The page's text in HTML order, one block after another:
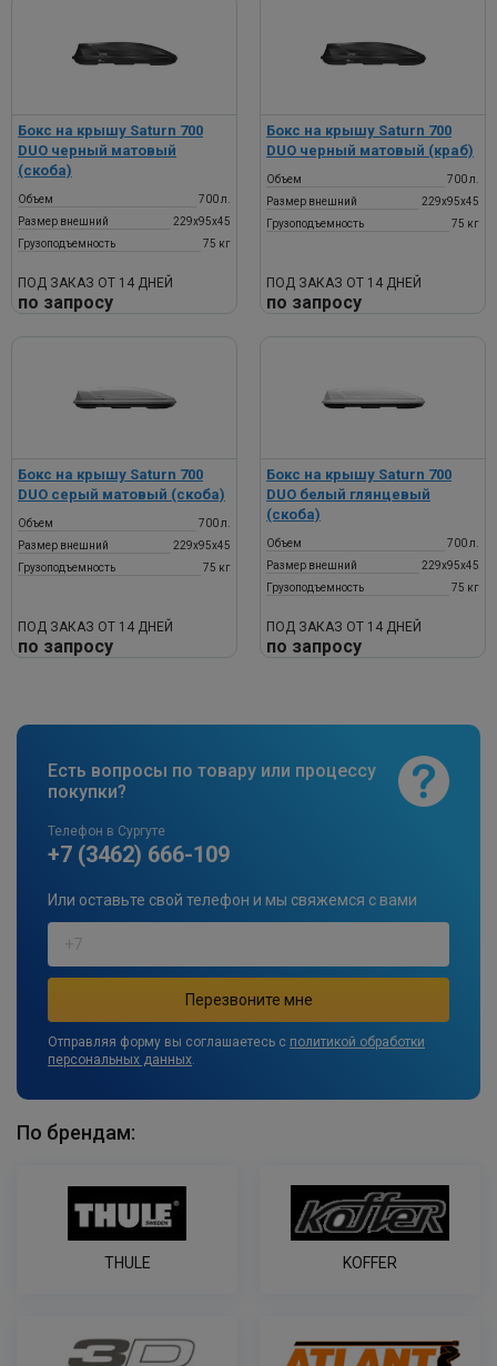
Бокс на крышу Saturn 700
DUO черный матовый
(скоба)
Объем
700 л.
Размер внешний
229х95х45
Грузоподъемность
75 кг
ПОД ЗАКАЗ ОТ 14 ДНЕЙ
по запросу
Бокс на крышу Saturn 700
DUO черный матовый (краб)
Объем
700 л.
Размер внешний
229х95х45
Грузоподъемность
75 кг
ПОД ЗАКАЗ ОТ 14 ДНЕЙ
по запросу
Бокс на крышу Saturn 700
DUO серый матовый (скоба)
Объем
700 л.
Размер внешний
229х95х45
Грузоподъемность
75 кг
ПОД ЗАКАЗ ОТ 14 ДНЕЙ
по запросу
Бокс на крышу Saturn 700
DUO белый глянцевый
(скоба)
Объем
700 л.
Размер внешний
229х95х45
Грузоподъемность
75 кг
ПОД ЗАКАЗ ОТ 14 ДНЕЙ
по запросу
Есть вопросы по товару или процессу
покупки?
Телефон в Сургуте
+7 (3462) 666-109
Или оставьте свой телефон и мы свяжемся с вами
Отправляя форму вы соглашаетесь с политикой обработки
персональных данных.
По брендам:
THULE KOFFER